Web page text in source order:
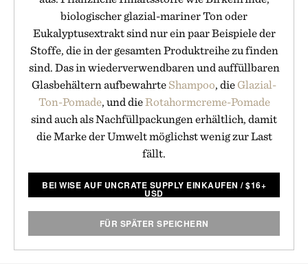
biologischer glazial-mariner Ton oder
Eukalyptusextrakt sind nur ein paar Beispiele der
Stoffe, die in der gesamten Produktreihe zu finden
sind. Das in wiederverwendbaren und auffüllbaren
Glasbehältern aufbewahrte Shampoo, die Glazial-
Ton-Pomade, und dieRotahormcreme-Pomade
sind auch als Nachfüllpackungen erhältlich, damit
die Marke der Umwelt möglichst wenig zur Last
fällt.
BEI WISE AUF UNCRATE SUPPLY EINKAUFEN /$16+
USD
FÜR SPÄTER SPEICHERN